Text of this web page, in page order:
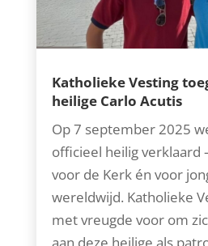
Katholieke Vesting
heilige Carlo Acutis
Op 7 september 2025
officieel heilig
voor de Kerk én voor
wereldwijd. Katholieke
met vreugde voor om